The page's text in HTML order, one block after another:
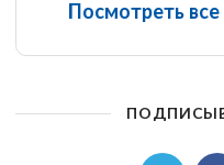
Посмотреть